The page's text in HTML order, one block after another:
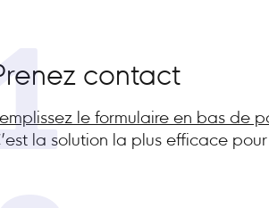
contact
le formulaire en bas de
la solution la plus efficace